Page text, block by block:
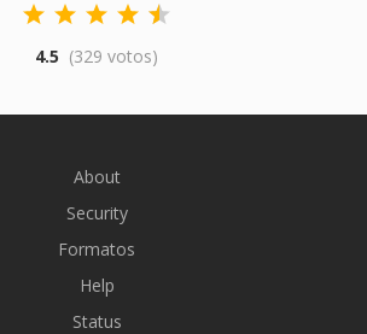
4.5 (329 votos)
About
Security
Formatos
Help
Status